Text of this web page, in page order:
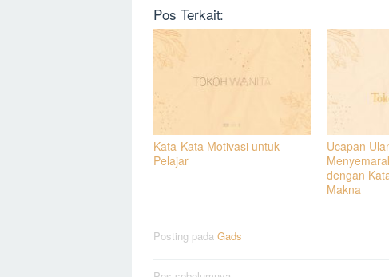
Pos Terkait:
Kata-Kata Motivasi untuk
Pelajar
Ucapan
dengan
Makna
Posting pada Gads